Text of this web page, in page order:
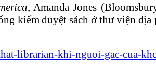
, Amanda Jones
kiểm duyệt sách ở thư viện
librarian-khi-nguoi-gac-cua-